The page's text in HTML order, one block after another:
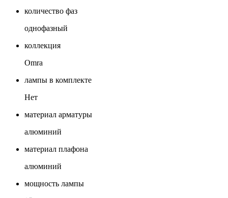
количество фаз
однофазный
коллекция
Omra
лампы в комплекте
Нет
материал арматуры
алюминий
материал плафона
алюминий
мощность лампы